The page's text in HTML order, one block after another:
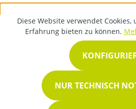
Diese Website verwendet
Erfahrung bieten zu können.
NUR TECHNISCH